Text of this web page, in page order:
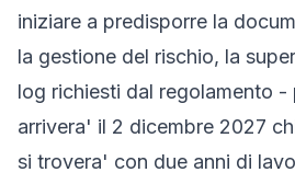
iniziare a predisporre la
la gestione del rischio, la
log richiesti dal regolamento
arrivera' il 2 dicembre 2027
si trovera' con due anni di